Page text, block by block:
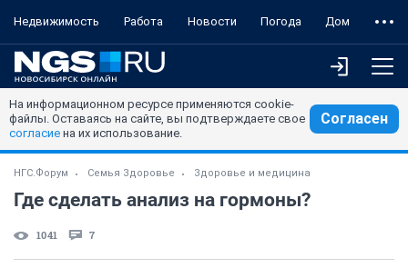
Недвижимость Работа Новости Погода Дом
На информационном ресурсе применяются cookie-
файлы. Оставаясь на сайте, вы подтверждаете свое
согласие на их использование.
Согласен
НГС.Форум Семья Здоровье Здоровье и медицина
Где сделать анализ на гормоны?
1041 7